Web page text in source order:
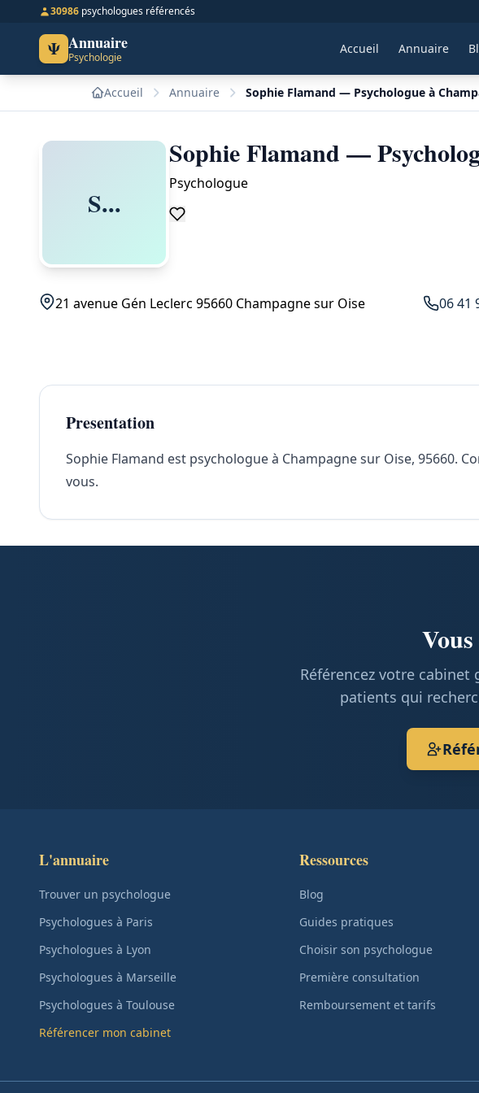
30986 psychologues référencés
Ψ Annuaire
Psychologie
Accueil Annuaire
Accueil Annuaire Sophie Flamand — Psychologue à
S...
Sophie Flamand —
Psychologue
21 avenue Gén Leclerc 95660 Champagne sur Oise 06 41
Presentation
Sophie Flamand est psychologue à Champagne sur Oise, 95660.
vous.
Référencez votre
patients qui
L'annuaire
Trouver un psychologue
Psychologues à Paris
Psychologues à Lyon
Psychologues à Marseille
Psychologues à Toulouse
Référencer mon cabinet
Ressources
Blog
Guides pratiques
Choisir son psychologue
Première consultation
Remboursement et tarifs